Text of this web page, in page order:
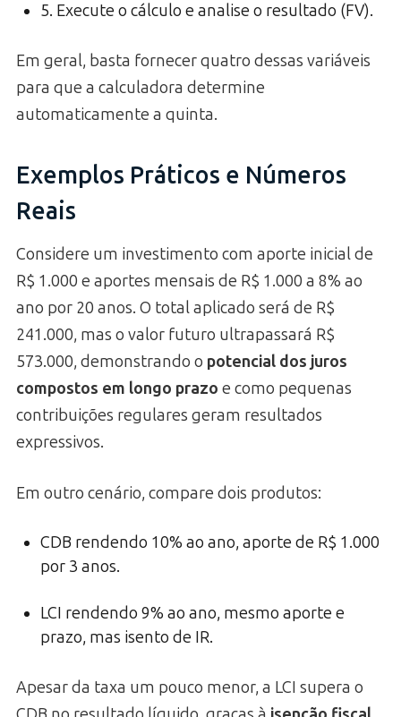
5. Execute o cálculo e analise o resultado (FV).
Em geral, basta fornecer quatro dessas variáveis
para que a calculadora determine
automaticamente a quinta.
Exemplos Práticos e Números
Reais
Considere um investimento com aporte inicial de
R$ 1.000 e aportes mensais de R$ 1.000 a 8% ao
ano por 20 anos. O total aplicado será de R$
241.000, mas o valor futuro ultrapassará R$
573.000, demonstrando o potencial dos juros
compostos em longo prazo e como pequenas
contribuições regulares geram resultados
expressivos.
Em outro cenário, compare dois produtos:
CDB rendendo 10% ao ano, aporte de R$ 1.000
por 3 anos.
LCI rendendo 9% ao ano, mesmo aporte e
prazo, mas isento de IR.
Apesar da taxa um pouco menor, a LCI supera o